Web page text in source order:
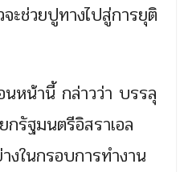
ะช่วยปูทางไปสู่การยุติ
นหน้านี้ กล่าวว่า บรรลุ
รัฐมนตรีอิสราเอล
ในกรอบการทำงาน